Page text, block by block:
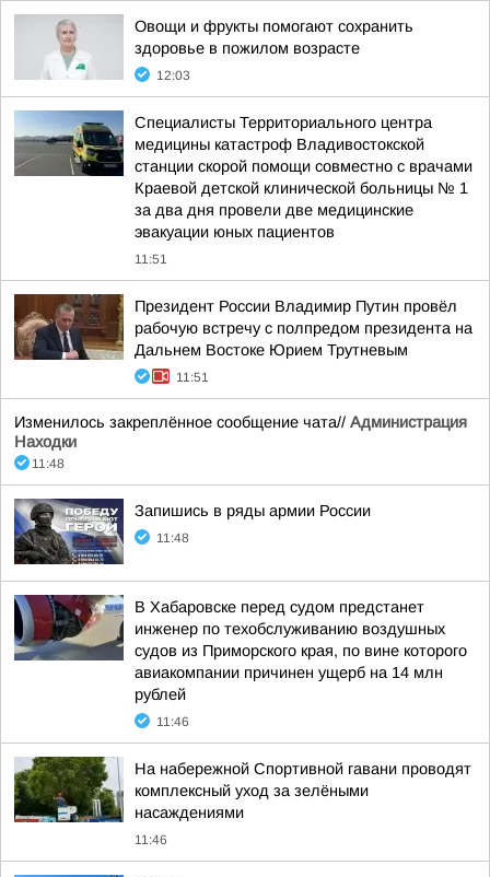
Овощи и фрукты помогают сохранить
здоровье в пожилом возрасте
12:03
Специалисты Территориального центра
медицины катастроф Владивостокской
станции скорой помощи совместно с врачами
Краевой детской клинической больницы № 1
за два дня провели две медицинские
эвакуации юных пациентов
11:51
Президент России Владимир Путин провёл
рабочую встречу с полпредом президента на
Дальнем Востоке Юрием Трутневым
11:51
Изменилось закреплённое сообщение чата// Администрация
Находки
11:48
Запишись в ряды армии России
11:48
В Хабаровске перед судом предстанет
инженер по техобслуживанию воздушных
судов из Приморского края, по вине которого
авиакомпании причинен ущерб на 14 млн
рублей
11:46
На набережной Спортивной гавани проводят
комплексный уход за зелёными
насаждениями
11:46